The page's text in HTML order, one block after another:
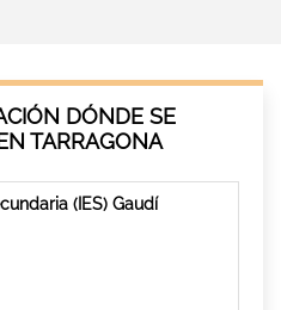
DÓNDE SE
TARRAGONA
(IES) Gaudí